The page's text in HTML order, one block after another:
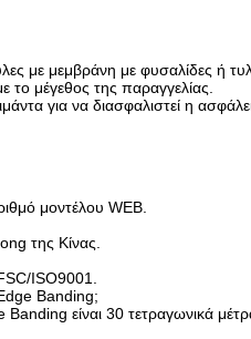
με μεμβράνη με φυσαλίδες ή
το μέγεθος της παραγγελίας.
για να διασφαλιστεί η
μοντέλου WEB.
της Κίνας.
ISO9001.
Banding;
είναι 30 τετραγωνικά